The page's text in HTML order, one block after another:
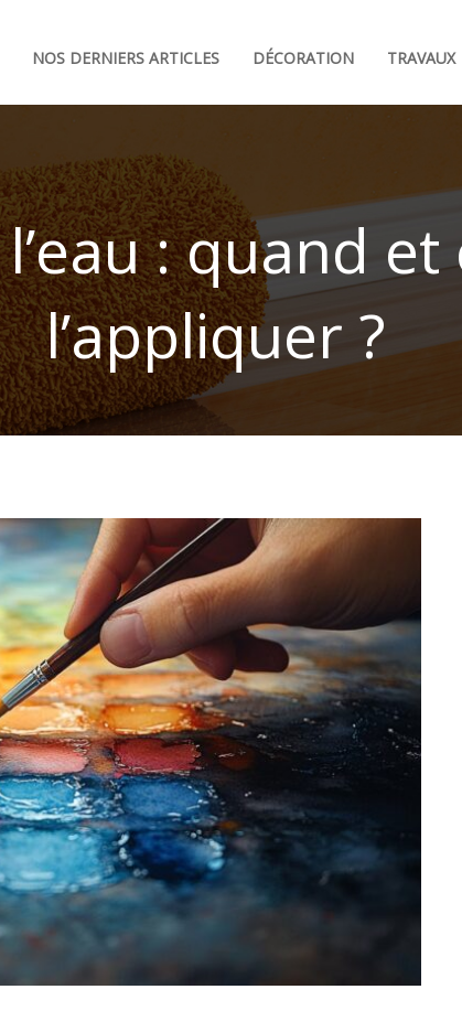
NOS DERNIERS ARTICLES DÉCORATION TRAVAUX
: quand
l’appliquer ?